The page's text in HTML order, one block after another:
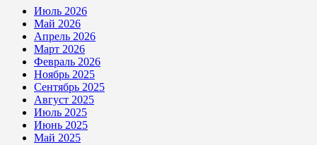
Июль 2026
Май 2026
Апрель 2026
Март 2026
Февраль 2026
Ноябрь 2025
Сентябрь 2025
Август 2025
Июль 2025
Июнь 2025
Май 2025